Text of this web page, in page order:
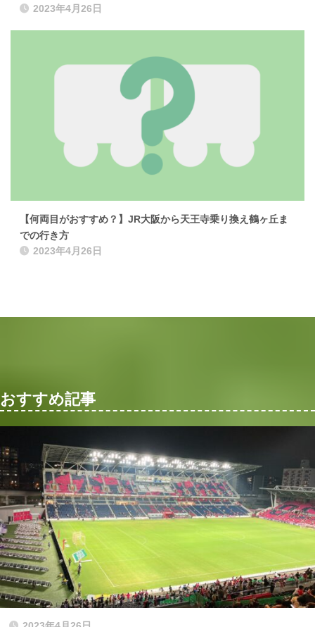
2023年4月26日
【何両目がおすすめ？】JR大阪から天王寺乗り換え鶴ヶ丘ま
での行き方
2023年4月26日
おすすめ記事